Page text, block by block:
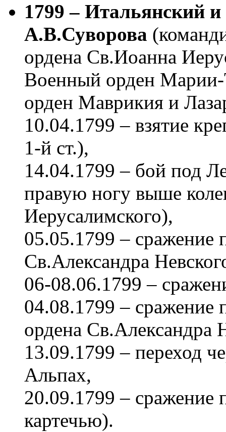
1799 – Итальянский
А.В.Суворова
ордена Св.Иоанна
Военный орден Марии-
орден Маврикия и
10.04.1799 – взятие
1-й ст.),
14.04.1799 – бой под
правую ногу выше
Иерусалимского),
05.05.1799 – сражение
Св.Александра
06-08.06.1799 –
04.08.1799 – сражение
ордена Св.Александра
13.09.1799 – переход
Альпах,
20.09.1799 – сражение
картечью).